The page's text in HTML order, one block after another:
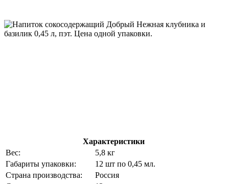
Характеристики
Вес:
5,8 кг
Габариты упаковки:
12 шт по 0,45 мл.
Страна производства:
Россия